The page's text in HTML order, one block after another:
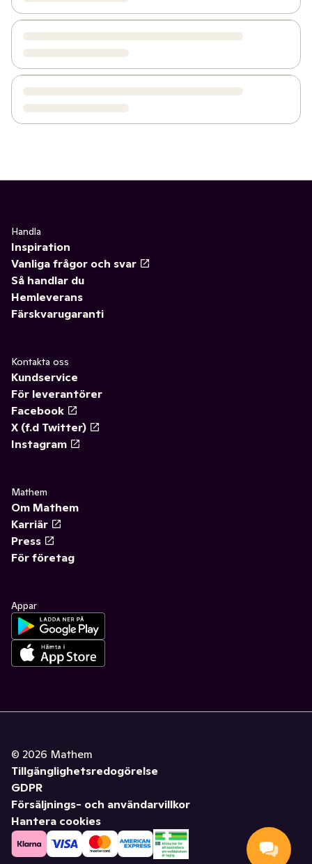
Handla
Inspiration
Vanliga frågor och svar
Så handlar du
Hemleverans
Färskvarugaranti
Kontakta oss
Kundservice
För leverantörer
Facebook
X (f.d Twitter)
Instagram
Mathem
Om Mathem
Karriär
Press
För företag
Appar
© 2026 Mathem
Tillgänglighetsredogörelse
GDPR
Försäljnings- och användarvillkor
Hantera cookies